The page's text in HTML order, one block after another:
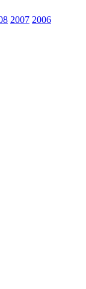
2007 2006